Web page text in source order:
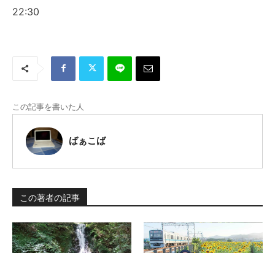
22:30
この記事を書いた人
ばぁこば
この著者の記事